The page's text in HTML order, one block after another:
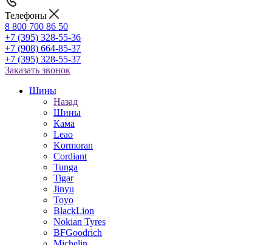
Телефоны
8 800 700 86 50
+7 (395) 328-55-36
+7 (908) 664-85-37
+7 (395) 328-55-37
Заказать звонок
Шины
Назад
Шины
Кама
Leao
Kormoran
Cordiant
Tunga
Tigar
Jinyu
Toyo
BlackLion
Nokian Tyres
BFGoodrich